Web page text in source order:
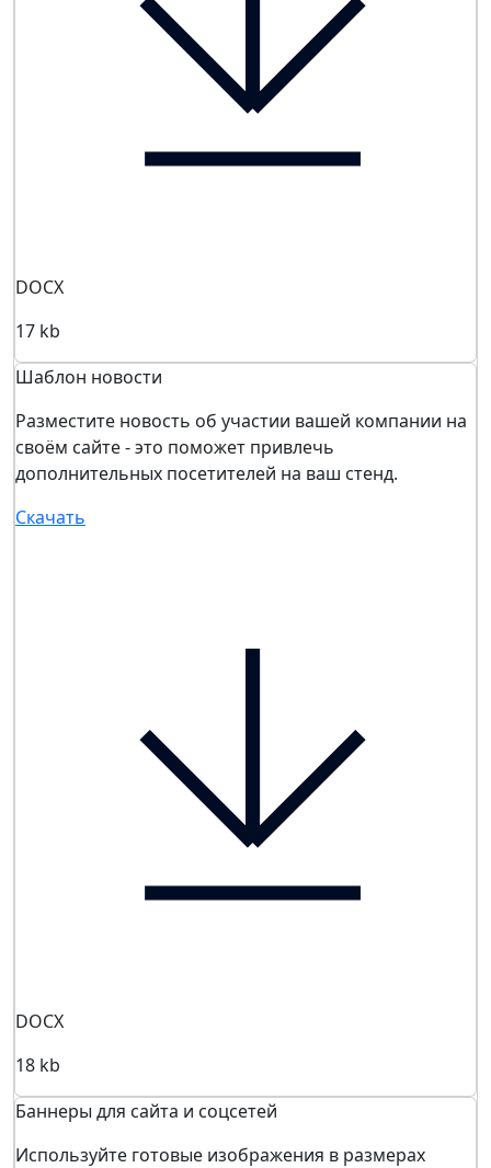
DOCX
17 kb
Шаблон новости
Разместите новость об участии вашей компании на
своём сайте - это поможет привлечь
дополнительных посетителей на ваш стенд.
Скачать
DOCX
18 kb
Баннеры для сайта и соцсетей
Используйте готовые изображения в размерах